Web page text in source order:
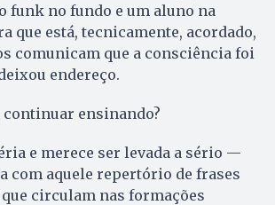
funk no fundo e um aluno na
que está, tecnicamente, acordado,
comunicam que a consciência foi
endereço.
continuar ensinando?
e merece ser levada a sério —
com aquele repertório de frases
circulam nas formações